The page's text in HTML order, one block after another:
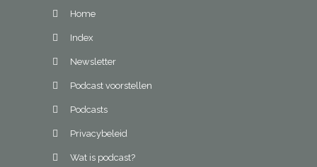
Home
Index
Newsletter
Podcast voorstellen
Podcasts
Privacybeleid
Wat is podcast?